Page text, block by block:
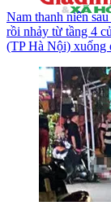
Nam thanh niên
rồi nhảy từ tầng 4
(TP Hà Nội) xuống